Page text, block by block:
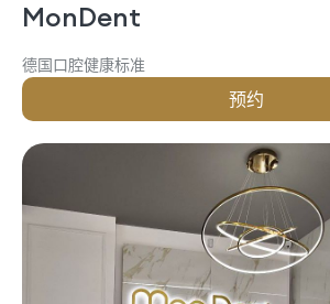
MonDent
德国口腔健康标准
预约